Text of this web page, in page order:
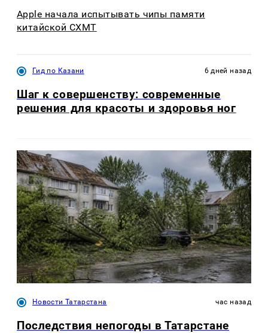
Apple начала испытывать чипы памяти
китайской CXMT
Гид по Казани 6 дней назад
Шаг к совершенству: современные
решения для красоты и здоровья ног
Новости Татарстана час назад
Последствия непогоды в Татарстане